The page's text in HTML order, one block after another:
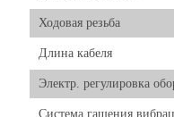
Ходовая резьба
Длина кабеля
Электр. регулировка
Система гашения